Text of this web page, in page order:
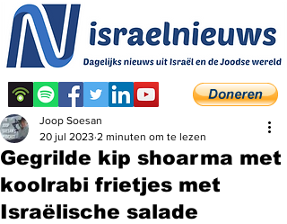
Gegrilde kip shoarma met
koolrabi frietjes met
Israëlische salade
Joop Soesan
20 jul 2023 2 minuten om te lezen